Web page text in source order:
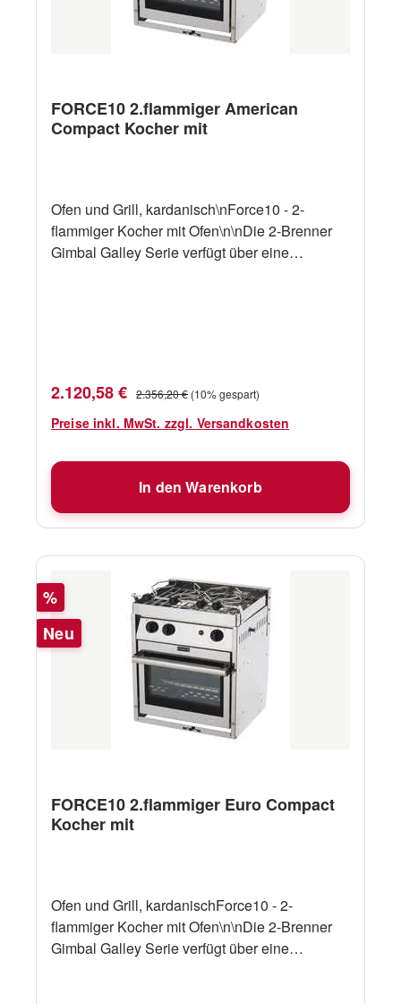
FORCE10 2.flammiger American
Compact Kocher mit
Ofen und Grill, kardanisch\nForce10 - 2-
flammiger Kocher mit Ofen\n\nDie 2-Brenner
Gimbal Galley Serie verfügt über eine
Größen.AbmessungenErsatzteile
Verkaufspreis:
2.120,58 € Regulärer Preis:
2.356,20 € (10% gespart)
Preise inkl. MwSt. zzgl. Versandkosten
In den Warenkorb
Rabatt
%
Neu
FORCE10 2.flammiger Euro Compact
Kocher mit
Ofen und Grill, kardanischForce10 - 2-
flammiger Kocher mit Ofen\n\nDie 2-Brenner
Gimbal Galley Serie verfügt über eine